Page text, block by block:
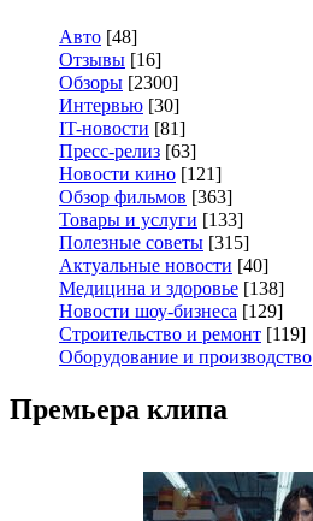
Авто [48]
Отзывы [16]
Обзоры [2300]
Интервью [30]
IT-новости [81]
Пресс-релиз [63]
Новости кино [121]
Обзор фильмов [363]
Товары и услуги [133]
Полезные советы [315]
Актуальные новости [40]
Медицина и здоровье [138]
Новости шоу-бизнеса [129]
Строительство и ремонт [119]
Оборудование и производство
Премьера клипа